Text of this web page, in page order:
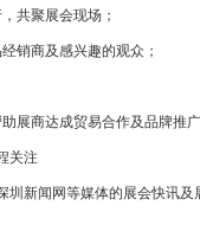
共聚展会现场；
销商及感兴趣的观众；
展商达成贸易合作及品牌推广
关注
新闻网等媒体的展会快讯及